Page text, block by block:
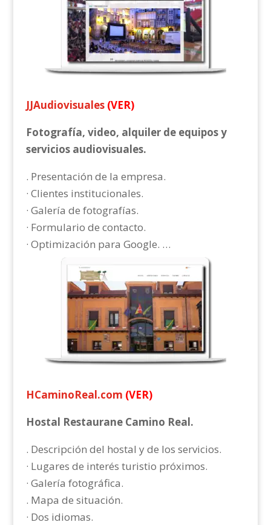
JJAudiovisuales(VER)
Fotografía, video, alquiler de equipos y
servicios audiovisuales.
. Presentación de la empresa.
· Clientes institucionales.
· Galería de fotografías.
· Formulario de contacto.
· Optimización para Google. …
HCaminoReal.com (VER)
Hostal Restaurane Camino Real.
. Descripción del hostal y de los servicios.
· Lugares de interés turistio próximos.
· Galería fotográfica.
. Mapa de situación.
· Dos idiomas.